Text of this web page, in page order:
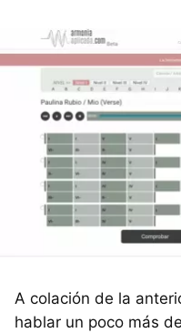
A colación de la
hablar un poco más de